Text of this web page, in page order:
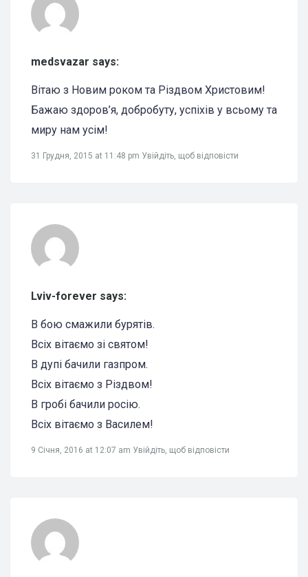
medsvazar says:
Вітаю з Новим роком та Різдвом Христовим!
Бажаю здоров’я, добробуту, успіхів у всьому та
миру нам усім!
31 Грудня, 2015 at 11:48 pm Увійдіть, щоб відповісти
Lviv-forever says:
В бою смажили бурятів.
Всіх вітаємо зі святом!
В дупі бачили газпром.
Всіх вітаємо з Різдвом!
В гробі бачили росію.
Всіх вітаємо з Василем!
9 Січня, 2016 at 12:07 am Увійдіть, щоб відповісти